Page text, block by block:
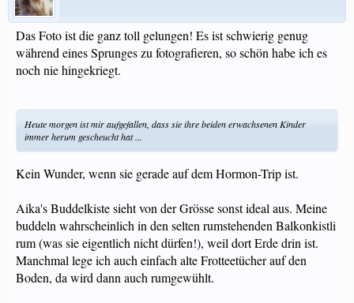
Das Foto ist die ganz toll gelungen! Es ist schwierig genug
während eines Sprunges zu fotografieren, so schön habe ich es
noch nie hingekriegt.
Heute morgen ist mir aufgefallen, dass sie ihre beiden erwachsenen Kinder
immer herum gescheucht hat ...
Kein Wunder, wenn sie gerade auf dem Hormon-Trip ist.
Aika's Buddelkiste sieht von der Grösse sonst ideal aus. Meine
buddeln wahrscheinlich in den selten rumstehenden Balkonkistli
rum (was sie eigentlich nicht dürfen!), weil dort Erde drin ist.
Manchmal lege ich auch einfach alte Frotteetücher auf den
Boden, da wird dann auch rumgewühlt.